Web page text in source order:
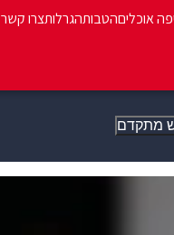
אוכליםהטבותהגרלותצרו קשר
מתקדם